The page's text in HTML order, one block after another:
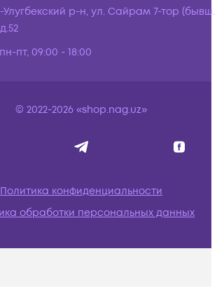
р-н, ул. Сайрам 7-тор (бывш.
пн-пт, 09:00 - 18:00
© 2022-2026 «shop.nag.uz»
Политика конфиденциальности
обработки персональных данных